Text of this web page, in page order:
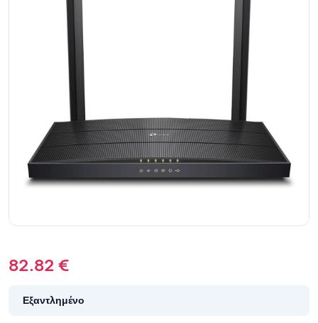
82.82 €
Εξαντλημένο